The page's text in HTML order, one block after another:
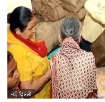
नई दिल्ली